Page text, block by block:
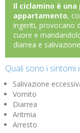
Il ciclamino è
appartamento,
ingeriti, provocano
cuore e
diarrea e
Quali sono i sintomi
Salivazione
Vomito
Diarrea
Aritmia
Arresto